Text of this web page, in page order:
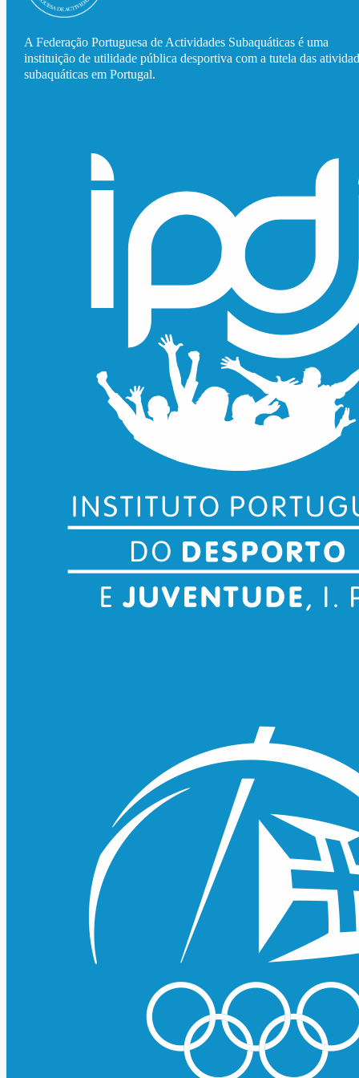
A Federação Portuguesa de Actividades Subaquáticas é uma
instituição de utilidade pública desportiva com a tutela das
subaquáticas em Portugal.